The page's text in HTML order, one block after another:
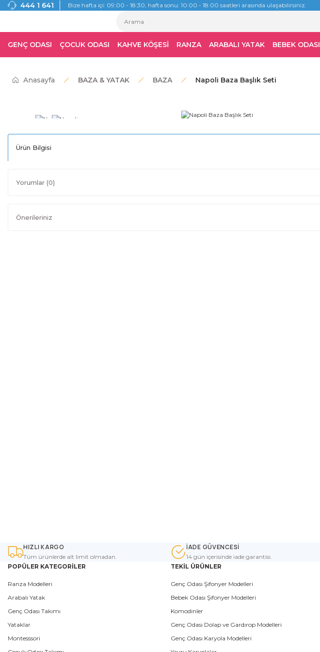
444 1 641 Bize hafta içi: 09:00 - 18:30, hafta sonu: 10:00 - 18:00 saatleri arasında ulaşabilirsiniz.
GENÇ ODASI ÇOCUK ODASI KAHVE KÖŞESİ RANZA ARABALI YATAK BEBEK ODASI
Anasayfa BAZA & YATAK BAZA Napoli Baza Başlık Seti
Ürün Bilgisi
Yorumlar (0)
Önerileriniz
HIZLI KARGO
Tüm ürünlerde alt limit olmadan.
İADE GÜVENCESİ
14 gün içerisinde iade garantisi.
POPÜLER KATEGORİLER
Ranza Modelleri
Arabalı Yatak
Genç Odası Takımı
Yataklar
Montesssori
TEKİL ÜRÜNLER
Genç Odası Şifonyer Modelleri
Bebek Odası Şifonyer Modelleri
Komodinler
Genç Odası Dolap ve Gardırop Modelleri
Genç Odası Karyola Modelleri